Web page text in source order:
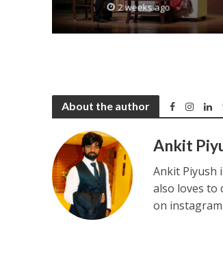
2 weeks ago
About the author
Ankit
Ankit Piyush
also loves to
on